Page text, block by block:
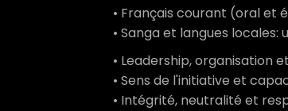
• Français courant (oral et
• Sanga et langues locales:
• Leadership, organisation
• Sens de l'initiative et
• Intégrité, neutralité et